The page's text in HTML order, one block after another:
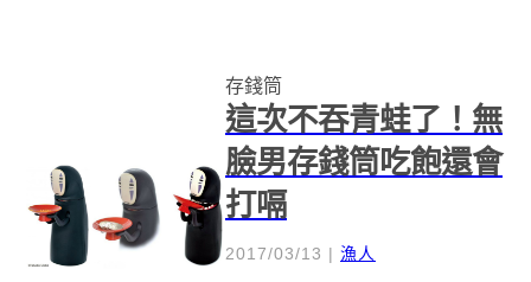
存錢筒
這次不吞青蛙了！無
臉男存錢筒吃飽還會
打嗝
2017/03/13 | 漁人